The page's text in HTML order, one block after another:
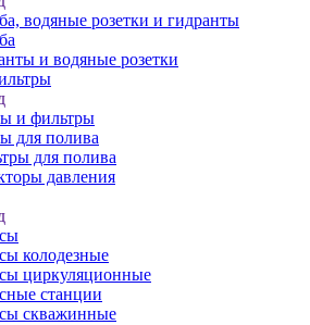
водяные розетки и гидранты
и водяные розетки
и фильтры
для полива
для полива
давления
колодезные
циркуляционные
станции
скважинные